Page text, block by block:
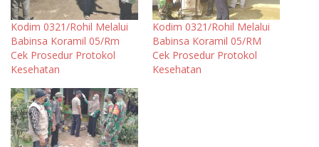
Kodim 0321/Rohil Melalui
Babinsa Koramil 05/Rm
Cek Prosedur Protokol
Kesehatan
Kodim 0321/Rohil Melalui
Babinsa Koramil 05/RM
Cek Prosedur Protokol
Kesehatan